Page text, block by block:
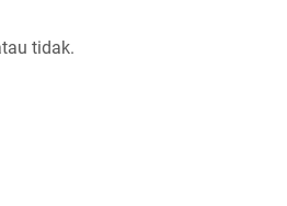
tidak.